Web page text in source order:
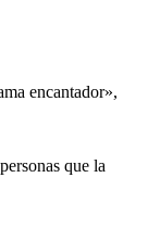
encantador»,
que la